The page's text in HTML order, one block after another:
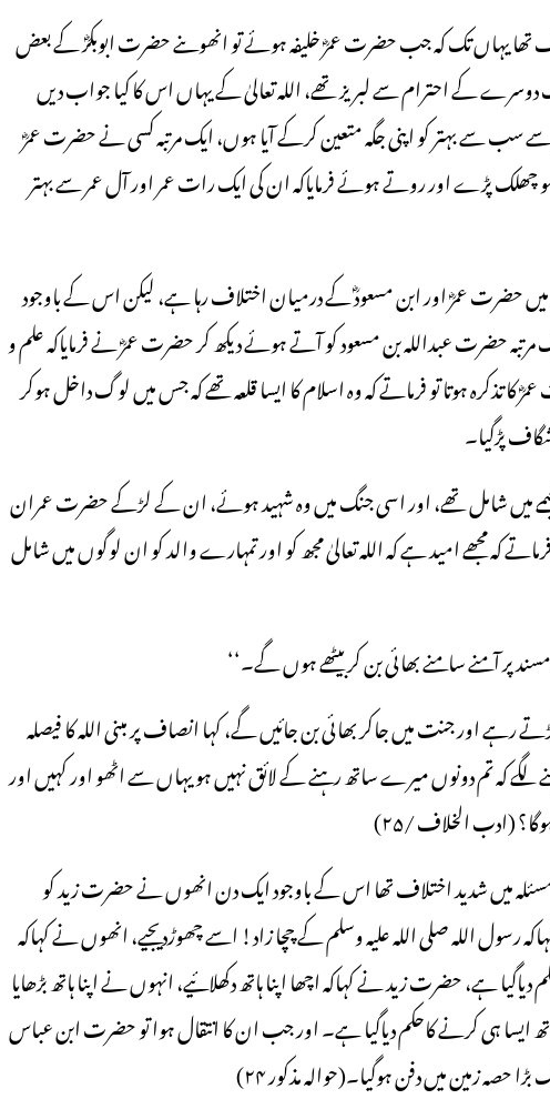
تھا یہاں تک کہ جب حضرت عمرؓ خلیفہ ہوئے تو انھوںنے حضرت ابوبکرؓ کے بعض
کے احترام سے لبریز تھے، اللہ تعالیٰ کے یہاں اس کا کیا جواب دیں
سے سب سے بہتر کو اپنی جگہ متعین کرکے آیا ہوں، ایک مرتبہ کسی نے حضرت عمرؓ
چھلک پڑے اور روتے ہوئے فرمایاکہ ان کی ایک رات عمر اور آل عمر سے بہتر
حضرت عمرؓ اور ابن مسعودؓ کے درمیان اختلاف رہا ہے، لیکن اس کے باوجود
حضرت عبداللہ بن مسعود کو آتے ہوئے دیکھ کر حضرت عمرؓ نے فرمایاکہ علم و
تذکرہ ہوتا تو فرماتے کہ وہ اسلام کا ایسا قلعہ تھے کہ جس میں لوگ داخل ہوکر
پڑگیا۔
شامل تھے، اور اسی جنگ میں وہ شہید ہوئے، ان کے لڑکے حضرت عمران
مجھے امید ہے کہ اللہ تعالیٰ مجھ کو اور تمہارے والد کو ان لوگوں میں شامل
پر آمنے سامنے بھائی بن کر بیٹھے ہوں گے۔‘‘
رہے اور جنت میں جاکر بھائی بن جائیں گے، کہا انصاف پر مبنی اللہ کا فیصلہ
کہ تم دونوں میرے ساتھ رہنے کے لائق نہیں ہو یہاں سے اٹھو اور کہیں اور
(ادب الخلاف /۲۵)
میں شدید اختلاف تھا اس کے باوجود ایک دن انھوں نے حضرت زید کو
رسول اللہ صلی اللہ علیہ وسلم کے چچا زاد! اسے چھوڑدیجیے، انھوں نے کہاکہ
ہے، حضرت زید نے کہاکہ اچھا اپنا ہاتھ دکھلائیے، انہوں نے اپنا ہاتھ بڑھایا
ہی کرنے کاحکم دیاگیا ہے۔ اور جب ان کا انتقال ہوا تو حضرت ابن عباس
زمین میں دفن ہوگیا۔(حوالہ مذکور ۲۴)